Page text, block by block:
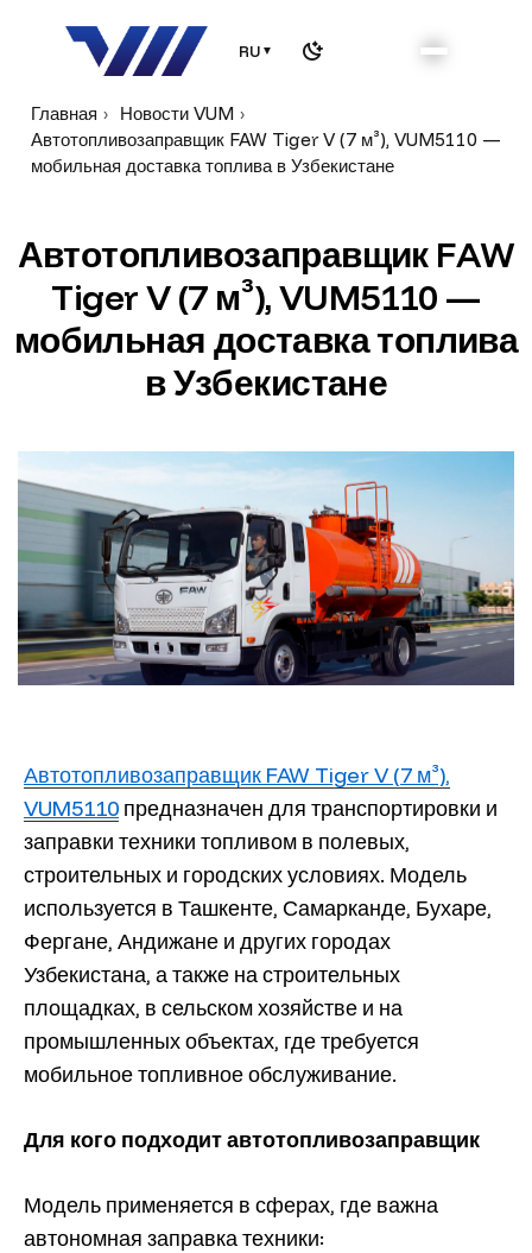
RU ▼
Главная
Новости VUM
Автотопливозаправщик FAW Tiger V (7 м³), VUM5110 —
мобильная доставка топлива в Узбекистане
Автотопливозаправщик FAW
TigerV (7 м³),VUM5110 —
мобильная доставкатоплива
вУзбекистане
Автотопливозаправщик FAW Tiger V (7 м³),
VUM5110 предназначен для транспортировки и
заправки техники топливом в полевых,
строительных и городских условиях. Модель
используется в Ташкенте, Самарканде, Бухаре,
Фергане, Андижане и других городах
Узбекистана, а также на строительных
площадках, в сельском хозяйстве и на
промышленных объектах, где требуется
мобильное топливное обслуживание.
Для кого подходит автотопливозаправщик
Модель применяется в сферах, где важна
автономная заправка техники: